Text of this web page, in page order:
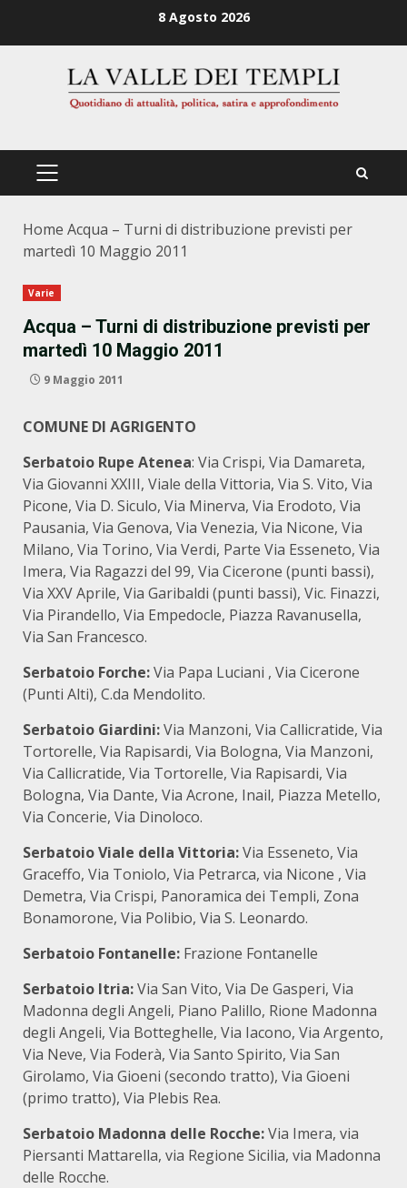
8 Agosto 2026
PRIMÄRES
Home Acqua – Turni di distribuzione previsti per
martedì 10 Maggio 2011
Varie
Acqua – Turni di distribuzione previsti per
martedì 10 Maggio 2011
9 Maggio 2011
COMUNE DI AGRIGENTO
Serbatoio Rupe Atenea: Via Crispi, Via Damareta,
Via Giovanni XXIII, Viale della Vittoria, Via S. Vito, Via
Picone, Via D. Siculo, Via Minerva, Via Erodoto, Via
Pausania, Via Genova, Via Venezia, Via Nicone, Via
Milano, Via Torino, Via Verdi, Parte Via Esseneto, Via
Imera, Via Ragazzi del 99, Via Cicerone (punti bassi),
Via XXV Aprile, Via Garibaldi (punti bassi), Vic. Finazzi,
Via Pirandello, Via Empedocle, Piazza Ravanusella,
Via San Francesco.
Serbatoio Forche:Via Papa Luciani , Via Cicerone
(Punti Alti), C.da Mendolito.
Serbatoio Giardini:Via Manzoni, Via Callicratide, Via
Tortorelle, Via Rapisardi, Via Bologna, Via Manzoni,
Via Callicratide, Via Tortorelle, Via Rapisardi, Via
Bologna, Via Dante, Via Acrone, Inail, Piazza Metello,
Via Concerie, Via Dinoloco.
Serbatoio Viale della Vittoria:Via Esseneto, Via
Graceffo, Via Toniolo, Via Petrarca, via Nicone , Via
Demetra, Via Crispi, Panoramica dei Templi, Zona
Bonamorone, Via Polibio, Via S. Leonardo.
Serbatoio Fontanelle: Frazione Fontanelle
Serbatoio Itria:Via San Vito, Via De Gasperi, Via
Madonna degli Angeli, Piano Palillo, Rione Madonna
degli Angeli, Via Botteghelle, Via Iacono, Via Argento,
Via Neve, Via Foderà, Via Santo Spirito, Via San
Girolamo, Via Gioeni (secondo tratto), Via Gioeni
(primo tratto), Via Plebis Rea.
Serbatoio Madonna delle Rocche:Via Imera, via
Piersanti Mattarella, via Regione Sicilia, via Madonna
delle Rocche.